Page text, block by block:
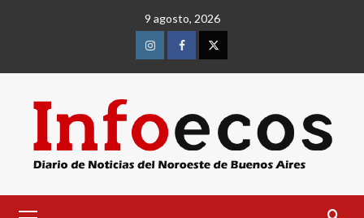
9 agosto, 2026
InstagramFacebookTwitter